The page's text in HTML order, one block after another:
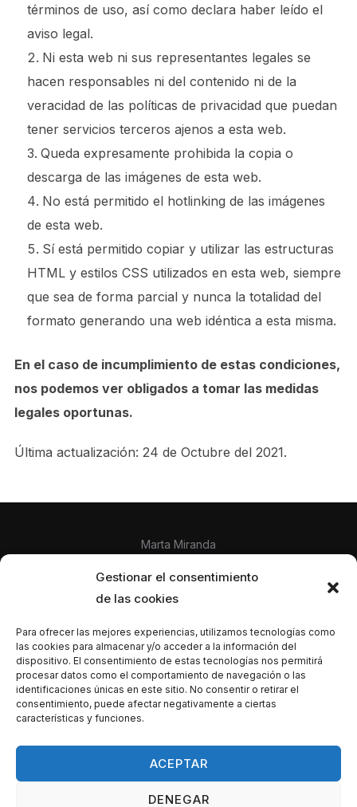
Gestionar el consentimiento
de las cookies
Para ofrecer las mejores experiencias, utilizamos tecnologías como
las cookies para almacenar y/o acceder a la información del
dispositivo. El consentimiento de estas tecnologías nos permitirá
procesar datos como el comportamiento de navegación o las
identificaciones únicas en este sitio. No consentir o retirar el
consentimiento, puede afectar negativamente a ciertas
características y funciones.
ACEPTAR
DENEGAR
términos de uso, así como declara haber leído el
aviso legal.
Ni esta web ni sus representantes legales se
hacen responsables ni del contenido ni de la
veracidad de las políticas de privacidad que puedan
tener servicios terceros ajenos a esta web.
Queda expresamente prohibida la copia o
descarga de las imágenes de esta web.
No está permitido el hotlinking de las imágenes
de esta web.
Sí está permitido copiar y utilizar las estructuras
HTML y estilos CSS utilizados en esta web, siempre
que sea de forma parcial y nunca la totalidad del
formato generando una web idéntica a esta misma.
En el caso de incumplimiento de estas condiciones,
nos podemos ver obligados a tomar las medidas
legales oportunas.
Última actualización: 24 de Octubre del 2021.
Marta Miranda
Politica de privacidad y CookiesyAviso legal.